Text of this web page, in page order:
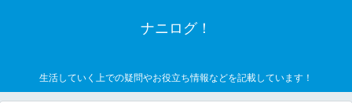
ナニログ！
生活していく上での疑問やお役立ち情報などを記載しています！